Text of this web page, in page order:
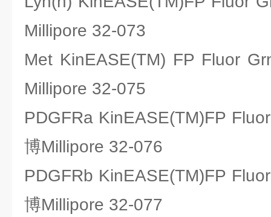
Millipore 32-073
Met KinEASE(TM) FP Fluor
Millipore 32-075
PDGFRa KinEASE(TM)FP
博Millipore 32-076
PDGFRb KinEASE(TM)FP
博Millipore 32-077